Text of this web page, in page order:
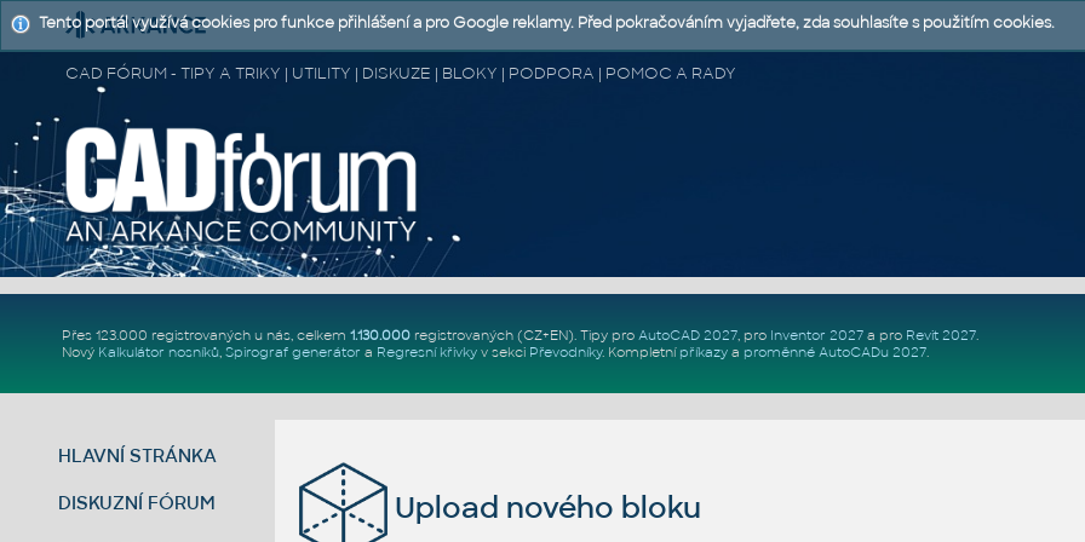
CAD FÓRUM - TIPY A TRIKY | UTILITY | DISKUZE | BLOKY | PODPORA | POMOC A RADY
Přes 123.000 registrovaných u nás, celkem 1.130.000registrovaných (CZ+EN). Tipy pro AutoCAD 2027, pro Inventor 2027a pro Revit 2027.
Nový Kalkulátor nosníků, Spirograf generátor a Regresní křivkyv sekci Převodníky. Kompletní příkazya proměnné AutoCADu 2027.
HLAVNÍ STRÁNKA
DISKUZNÍ FÓRUM Upload nového bloku
Tento portál využívá cookies pro funkce přihlášení a pro Google reklamy. Před pokračováním vyjadřete, zda souhlasíte s použitím cookies.